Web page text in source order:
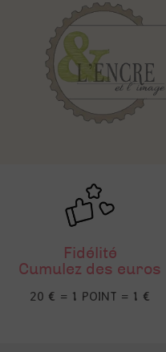
Fidélité
Cumulez des euros
20 € = 1 POINT = 1 €